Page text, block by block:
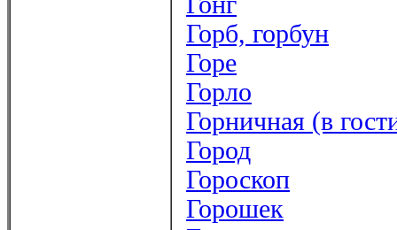
Горб, горбун
Горе
Горло
Горничная (в
Город
Гороскоп
Горошек